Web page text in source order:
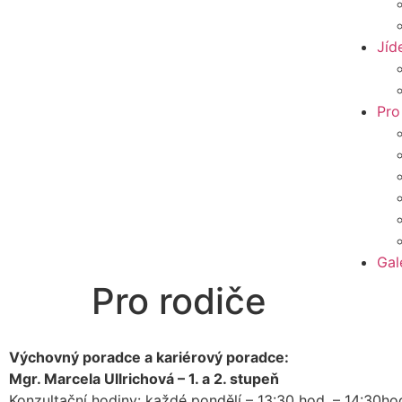
Pro rodiče
Výchovný poradce a kariérový poradce:
Mgr. Marcela Ullrichová – 1. a 2. stupeň